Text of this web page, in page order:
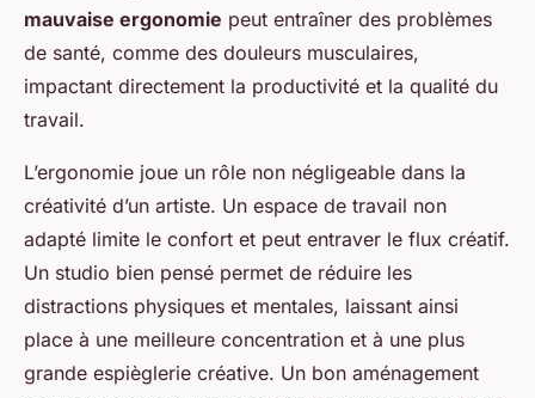
mauvaise ergonomie peut entraîner des problèmes
de santé, comme des douleurs musculaires,
impactant directement la productivité et la qualité du
travail.
L’ergonomie joue un rôle non négligeable dans la
créativité d’un artiste. Un espace de travail non
adapté limite le confort et peut entraver le flux créatif.
Un studio bien pensé permet de réduire les
distractions physiques et mentales, laissant ainsi
place à une meilleure concentration et à une plus
grande espièglerie créative. Un bon aménagement